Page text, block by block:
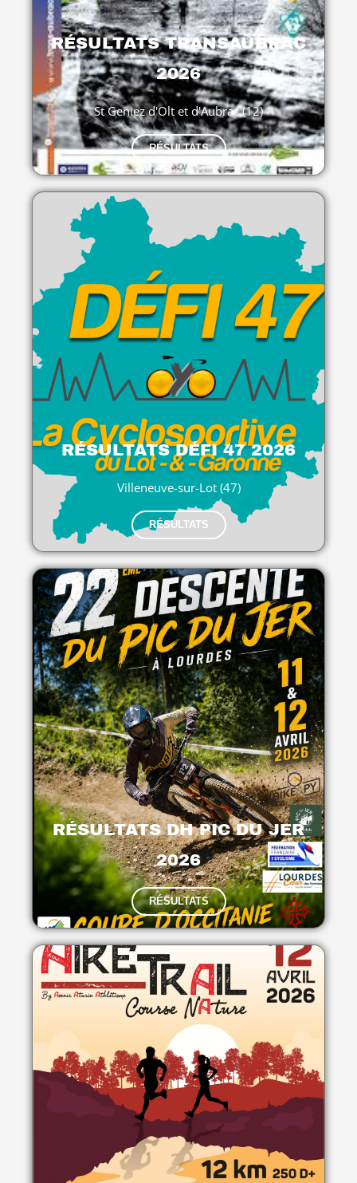
RÉSULTATS TRANSAUBRAC
2026
St Geniez d'Olt et d'Aubrac (12)
RÉSULTATS
RÉSULTATS DÉFI 47 2026
Villeneuve-sur-Lot (47)
RÉSULTATS
RÉSULTATS DH PIC DU JER
2026
RÉSULTATS